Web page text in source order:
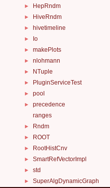
► HepRndm
► HiveRndm
► hivetimeline
► Io
► makePlots
► nlohmann
► NTuple
► PluginServiceTest
► pool
►
precedence
ranges
► Rndm
► ROOT
► RootHistCnv
► SmartRefVectorImpl
► std
► SuperAlgDynamicGraph